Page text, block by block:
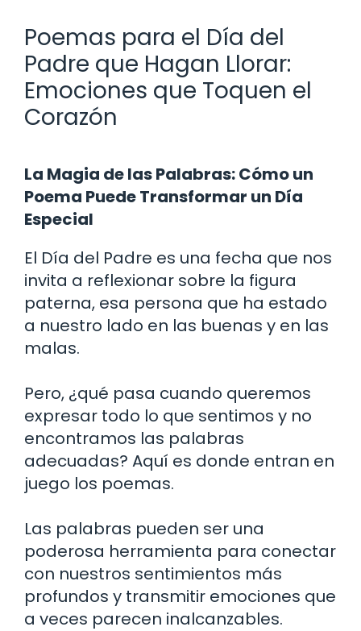
Poemas para el Día del
Padre que Hagan Llorar:
Emociones que Toquen el
Corazón
La Magia de las Palabras: Cómo un
Poema Puede Transformar un Día
Especial
El Día del Padre es una fecha que nos
invita a reflexionar sobre la figura
paterna, esa persona que ha estado
a nuestro lado en las buenas y en las
malas.
Pero, ¿qué pasa cuando queremos
expresar todo lo que sentimos y no
encontramos las palabras
adecuadas? Aquí es donde entran en
juego los poemas.
Las palabras pueden ser una
poderosa herramienta para conectar
con nuestros sentimientos más
profundos y transmitir emociones que
a veces parecen inalcanzables.